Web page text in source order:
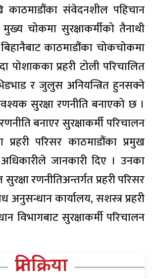
संवेदनशील पहिचान
मुख्य चोकमा सुरक्षाकर्मीको तैनाथी
काठमाडौंका चोकचोकमा
पोशाकका प्रहरी टोली परिचालित
र जुलुस अनियन्त्रित हुनसक्ने
सुरक्षा रणनीति बनाएको छ ।
बनाएर सुरक्षाकर्मी परिचालन
प्रहरी परिसर काठमाडौंका प्रमुख
जानकारी दिए । उनका
रणनीतिअन्तर्गत प्रहरी परिसर
अनुसन्धान कार्यालय, सशस्त्र प्रहरी
विभागबाट सुरक्षाकर्मी परिचालन
प्रतिक्रिया